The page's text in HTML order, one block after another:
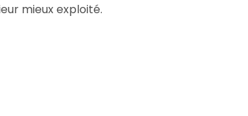
mieux exploité.